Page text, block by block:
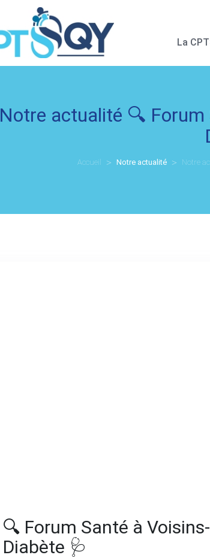
La
Notre actualité 🔍
Accueil Notre actualité Notre
🔍 Forum Santé à
Diabète 🩺